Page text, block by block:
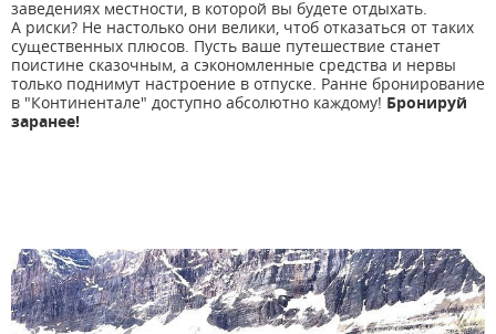
заведениях местности, в которой вы будете отдыхать.
А риски? Не настолько они велики, чтоб отказаться от таких
существенных плюсов. Пусть ваше путешествие станет
поистине сказочным, а сэкономленные средства и нервы
только поднимут настроение в отпуске. Ранне бронирование
в "Континентале" доступно абсолютно каждому! Бронируй
заранее!